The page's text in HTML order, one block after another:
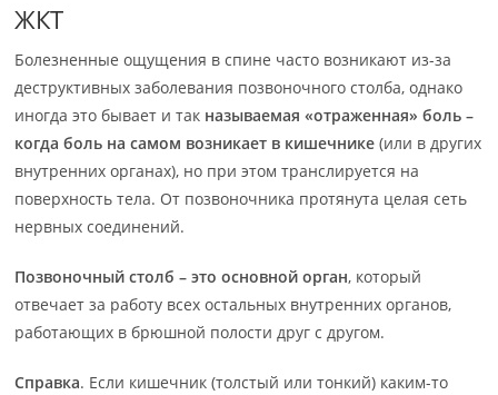
ЖКТ
Болезненные ощущения в спине часто возникают из-за
деструктивных заболевания позвоночного столба, однако
иногда это бывает и так называемая «отраженная» боль –
когда боль на самом возникает в кишечнике (или в других
внутренних органах), но при этом транслируется на
поверхность тела. От позвоночника протянута целая сеть
нервных соединений.
Позвоночный столб – это основной орган, который
отвечает за работу всех остальных внутренних органов,
работающих в брюшной полости друг с другом.
Справка. Если кишечник (толстый или тонкий) каким-то